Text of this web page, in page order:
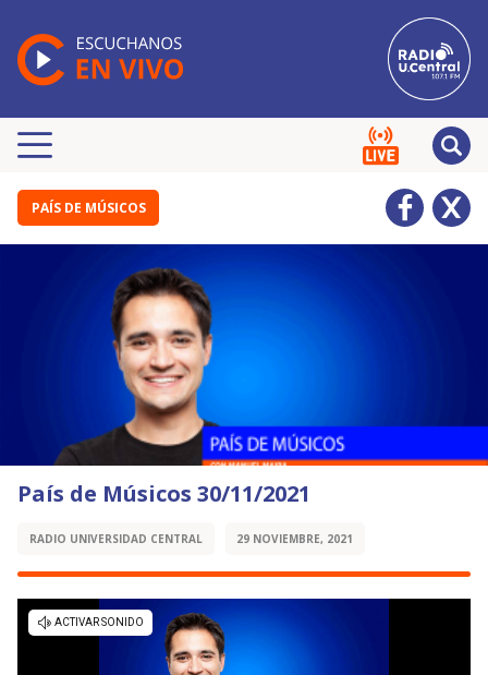
PAÍS DE MÚSICOS
País de Músicos 30/11/2021
RADIO UNIVERSIDAD CENTRAL 29 NOVIEMBRE, 2021